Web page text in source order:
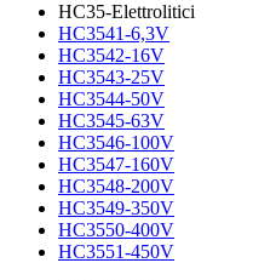
HC35-Elettrolitici
HC3541-6,3V
HC3542-16V
HC3543-25V
HC3544-50V
HC3545-63V
HC3546-100V
HC3547-160V
HC3548-200V
HC3549-350V
HC3550-400V
HC3551-450V